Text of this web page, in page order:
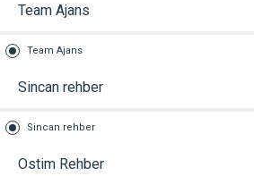
Team Ajans
Team Ajans
Sincan rehber
Sincan rehber
Ostim Rehber